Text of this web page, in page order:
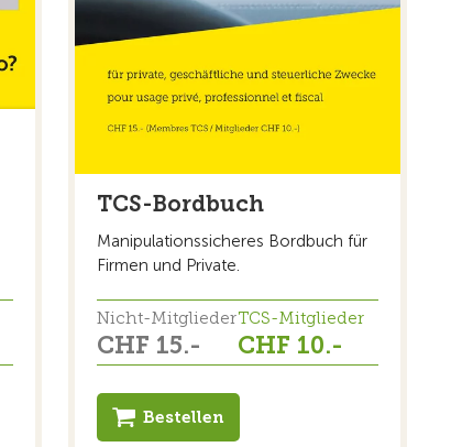
TCS-Bordbuch
Manipulationssicheres Bordbuch für
Firmen und Private.
Nicht-Mitglieder
CHF 15.-
TCS-Mitglieder
CHF 10.-
Bestellen